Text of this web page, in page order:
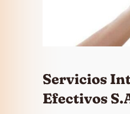
Servicios
Efectivos